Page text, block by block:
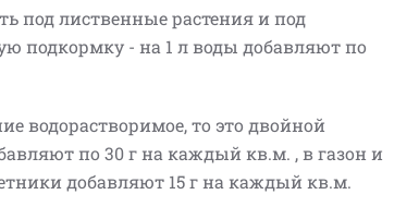
под лиственные растения и под
подкормку - на 1 л воды добавляют по
водорастворимое, то это двойной
по 30 г на каждый кв.м. , в газон и
добавляют 15 г на каждый кв.м.